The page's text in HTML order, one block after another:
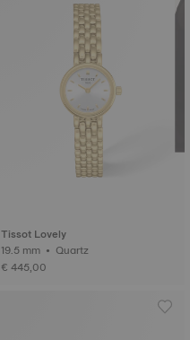
Tissot Lovely
19.5 mm • Quartz
€ 445,00